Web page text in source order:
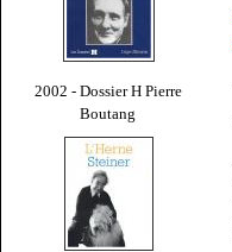
2002 - Dossier H Pierre
Boutang